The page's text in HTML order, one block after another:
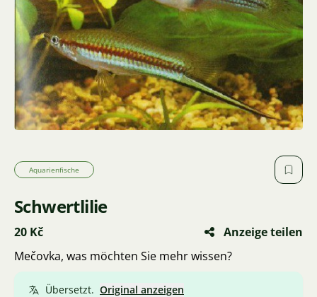
Aquarienfische
Schwertlilie
20 Kč
Anzeige teilen
Mečovka, was möchten Sie mehr wissen?
Übersetzt. Original anzeigen